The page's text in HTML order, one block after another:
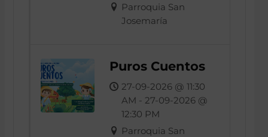
Parroquia San
Josemaría
Puros Cuentos
27-09-2026 @ 11:30
AM - 27-09-2026 @
12:30 PM
Parroquia San